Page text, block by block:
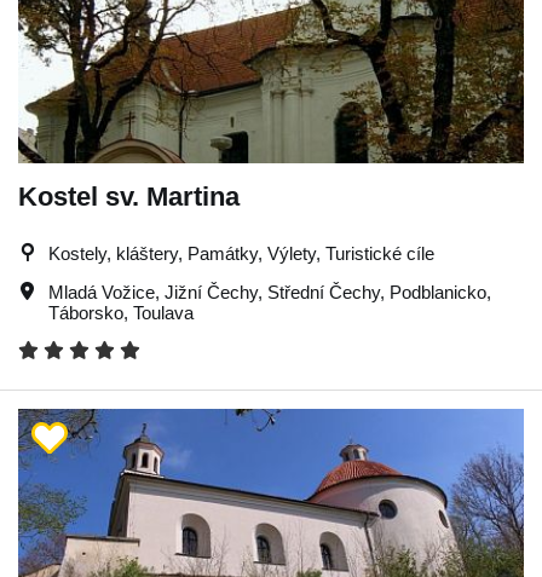
Kostel sv. Martina
Kostely, kláštery, Památky, Výlety, Turistické cíle
Mladá Vožice, Jižní Čechy, Střední Čechy, Podblanicko,
Táborsko, Toulava